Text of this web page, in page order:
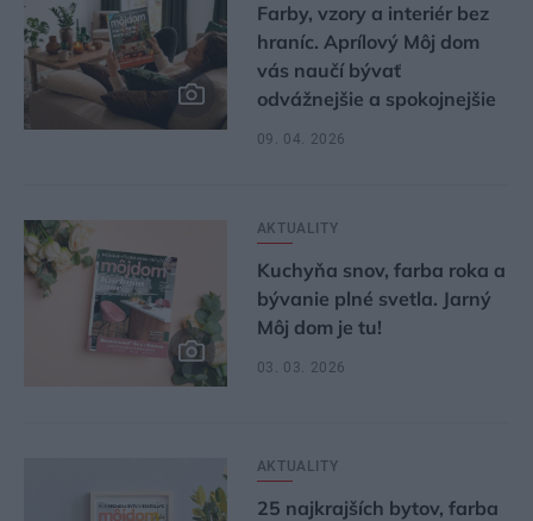
Farby, vzory a interiér bez
hraníc. Aprílový Môj dom
vás naučí bývať
odvážnejšie a spokojnejšie
09. 04. 2026
AKTUALITY
Kuchyňa snov, farba roka a
bývanie plné svetla. Jarný
Môj dom je tu!
03. 03. 2026
AKTUALITY
25 najkrajších bytov, farba